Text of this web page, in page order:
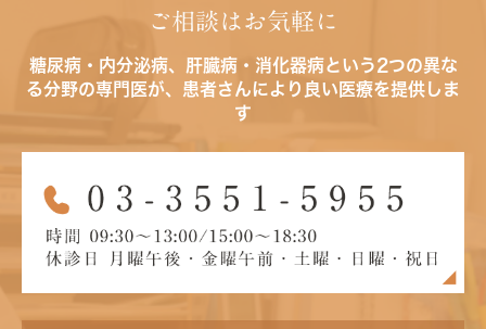
ご相談はお気軽に
糖尿病・内分泌病、肝臓病・消化器病という2つの異な
る分野の専門医が、患者さんにより良い医療を提供しま
す